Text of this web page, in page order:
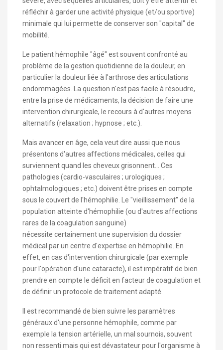
réfléchir à garder une activité physique (et/ou sportive)
minimale qui lui permette de conserver son "capital" de
mobilité.
Le patient hémophile "âgé" est souvent confronté au
problème de la gestion quotidienne de la douleur, en
particulier la douleur liée à l'arthrose des articulations
endommagées. La question n'est pas facile à résoudre,
entre la prise de médicaments, la décision de faire une
intervention chirurgicale, le recours à d'autres moyens
alternatifs (relaxation ; hypnose ; etc.).
Mais avancer en âge, cela veut dire aussi que nous
présentons d'autres affections médicales, celles qui
surviennent quand les cheveux grisonnent... Ces
pathologies (cardio-vasculaires ; urologiques ;
ophtalmologiques ; etc.) doivent être prises en compte
sous le couvert de l'hémophilie. Le "vieillissement" de la
population atteinte d'hémophilie (ou d'autres affections
rares de la coagulation sanguine)
nécessite certainement une supervision du dossier
médical par un centre d'expertise en hémophilie. En
effet, en cas d'intervention chirurgicale (par exemple
pour l'opération d'une cataracte), il est impératif de bien
prendre en compte le déficit en facteur de coagulation et
de définir un protocole de traitement adapté.
Il est recommandé de bien suivre les paramètres
généraux d'une personne hémophile, comme par
exemple la tension artérielle, un mal sournois, souvent
non ressenti mais qui est dévastateur pour l'organisme à